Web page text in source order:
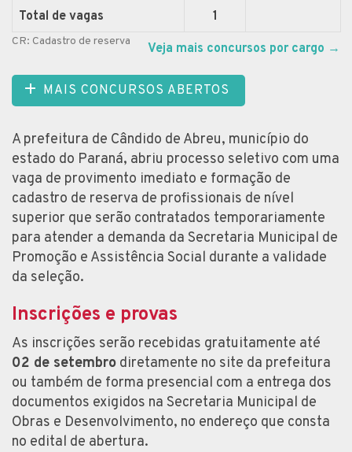
Total de vagas
1
CR: Cadastro de reserva Veja mais concursos por cargo →
MAIS CONCURSOS ABERTOS
A prefeitura de Cândido de Abreu, município do
estado do Paraná, abriu processo seletivo com uma
vaga de provimento imediato e formação de
cadastro de reserva de profissionais de nível
superior que serão contratados temporariamente
para atender a demanda da Secretaria Municipal de
Promoção e Assistência Social durante a validade
da seleção.
Inscrições e provas
As inscrições serão recebidas gratuitamente até
02 de setembro diretamente no site da prefeitura
ou também de forma presencial com a entrega dos
documentos exigidos na Secretaria Municipal de
Obras e Desenvolvimento, no endereço que consta
no edital de abertura.